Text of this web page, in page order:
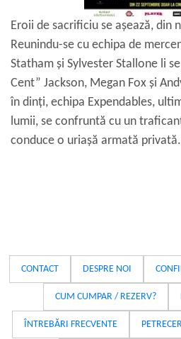
Eroii de sacrificiu se așează, din
Reunindu-se cu echipa de
Statham și Sylvester Stallone li
Cent” Jackson, Megan Fox și
în dinți, echipa Expendables,
lumii, se confruntă cu un
conduce o uriașă armată privată.
CONTACT DESPRE NOI
CUM CUMPAR / REZERV?
ÎNTREBĂRI FRECVENTE